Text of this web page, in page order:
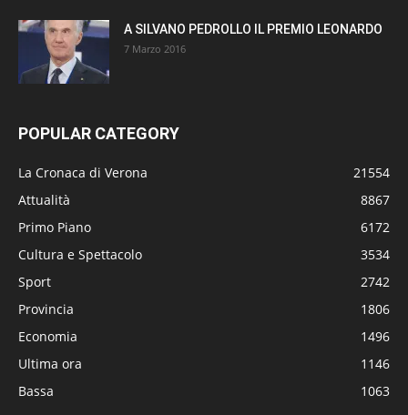
A SILVANO PEDROLLO IL PREMIO LEONARDO
7 Marzo 2016
POPULAR CATEGORY
La Cronaca di Verona
21554
Attualità
8867
Primo Piano
6172
Cultura e Spettacolo
3534
Sport
2742
Provincia
1806
Economia
1496
Ultima ora
1146
Bassa
1063